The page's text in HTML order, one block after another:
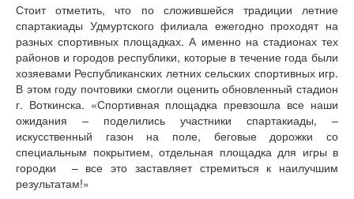
Стоит отметить, что по сложившейся традиции летние
спартакиады Удмуртского филиала ежегодно проходят на
разных спортивных площадках. А именно на стадионах тех
районов и городов республики, которые в течение года были
хозяевами Республиканских летних сельских спортивных игр.
В этом году почтовики смогли оценить обновленный стадион
г. Воткинска. «Спортивная площадка превзошла все наши
ожидания – поделились участники спартакиады, –
искусственный газон на поле, беговые дорожки со
специальным покрытием, отдельная площадка для игры в
городки – все это заставляет стремиться к наилучшим
результатам!»